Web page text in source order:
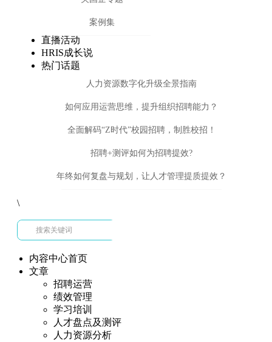
案例集
直播活动
HRIS成长说
热门话题
人力资源数字化升级全景指南
如何应用运营思维，提升组织招聘能力？
全面解码“Z时代”校园招聘，制胜校招！
招聘+测评如何为招聘提效?
年终如何复盘与规划，让人才管理提质提效？
\
内容中心首页
文章
招聘运营
绩效管理
学习培训
人才盘点及测评
人力资源分析